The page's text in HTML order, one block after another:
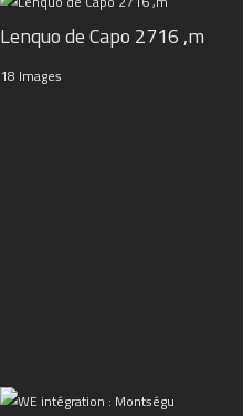
Lenquo de Capo 2716 ,m
18 Images